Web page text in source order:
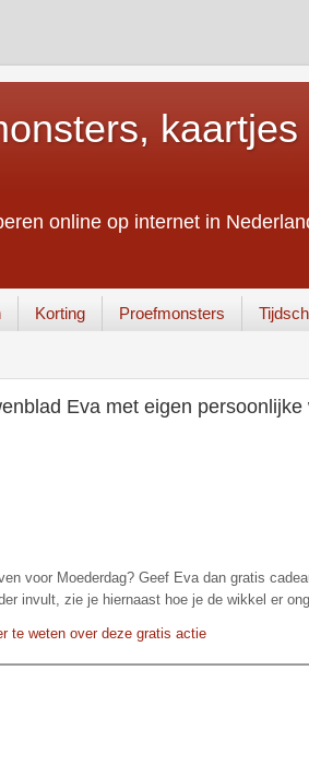
online op internet in
Korting Proefmonsters
Eva met eigen
voor Moederdag? Geef Eva dan gratis
invult, zie je hiernaast hoe je de wikkel er
te weten over deze gratis actie